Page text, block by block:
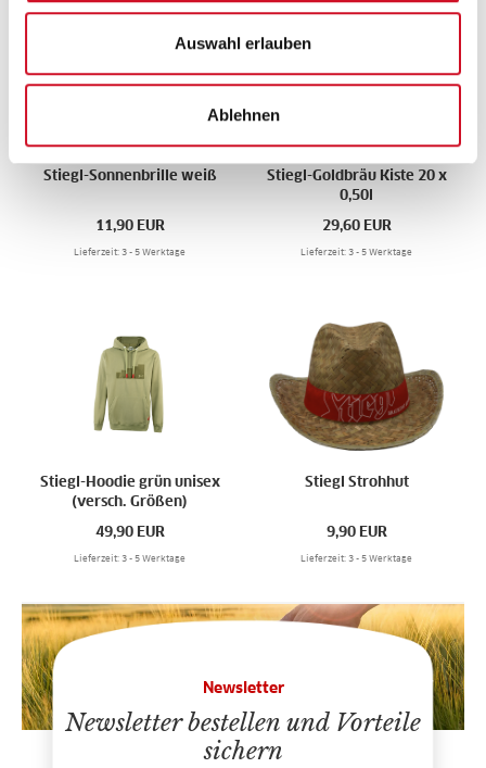
Auswahl erlauben
Ablehnen
Stiegl-Sonnenbrille weiß
11,90 EUR
Lieferzeit: 3 - 5 Werktage
Stiegl-Goldbräu Kiste 20 x
0,50l
29,60 EUR
Lieferzeit: 3 - 5 Werktage
Stiegl-Hoodie grün unisex
(versch. Größen)
49,90 EUR
Lieferzeit: 3 - 5 Werktage
Stiegl Strohhut
9,90 EUR
Lieferzeit: 3 - 5 Werktage
Newsletter
Newsletter bestellen und Vorteile
sichern